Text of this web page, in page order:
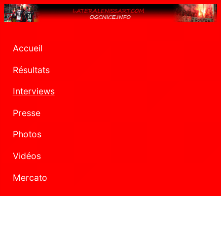
Accueil
Résultats
Interviews
Presse
Photos
Vidéos
Mercato